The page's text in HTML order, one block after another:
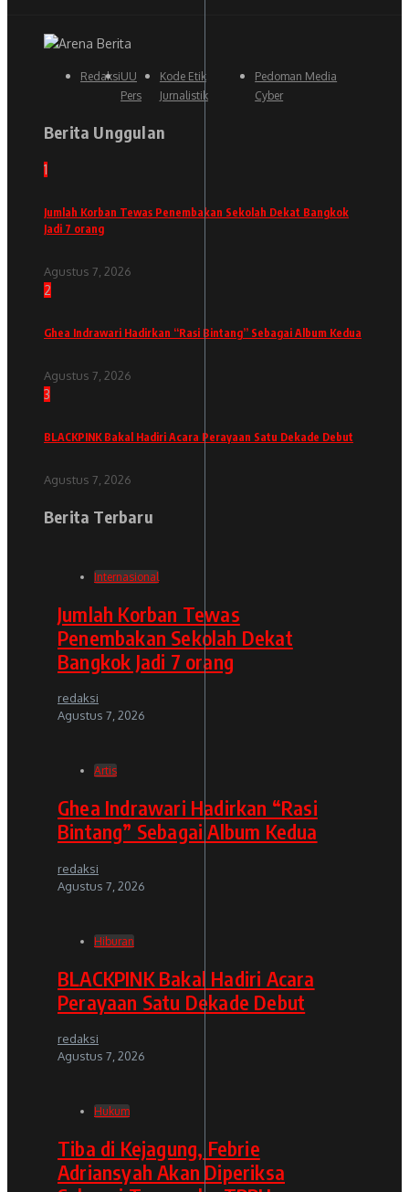
RedaksiUU
Pers
Kode Etik
Jurnalistik
Pedoman Media
Cyber
Berita Unggulan
1
Jumlah Korban Tewas Penembakan Sekolah Dekat Bangkok
Jadi 7 orang
Agustus 7, 2026
2
Ghea Indrawari Hadirkan “Rasi Bintang” Sebagai Album Kedua
Agustus 7, 2026
3
BLACKPINK Bakal Hadiri Acara Perayaan Satu Dekade Debut
Agustus 7, 2026
Berita Terbaru
Internasional
Jumlah Korban Tewas
Penembakan Sekolah Dekat
Bangkok Jadi 7 orang
redaksi
Agustus 7, 2026
Artis
Ghea Indrawari Hadirkan “Rasi
Bintang” Sebagai Album Kedua
redaksi
Agustus 7, 2026
Hiburan
BLACKPINK Bakal Hadiri Acara
Perayaan Satu Dekade Debut
redaksi
Agustus 7, 2026
Hukum
Tiba di Kejagung, Febrie
Adriansyah Akan Diperiksa